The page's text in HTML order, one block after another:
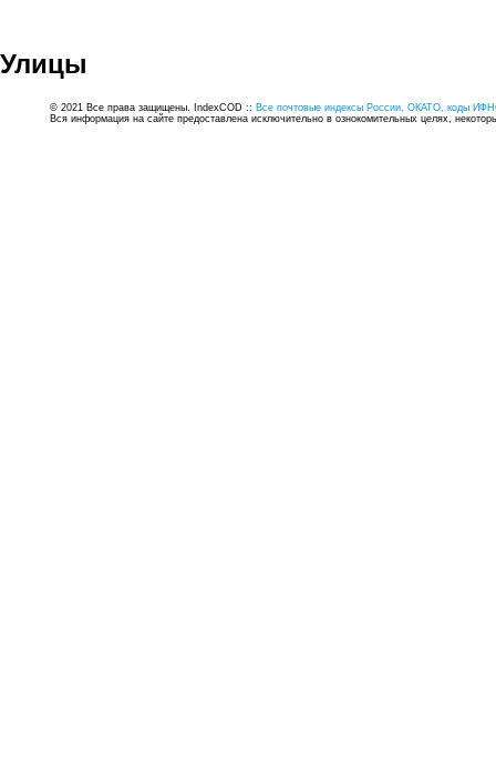
Улицы
© 2021 Все права защищены. IndexCOD :: Все почтовые индексы России, ОКАТО, коды
Вся информация на сайте предоставлена исключительно в ознокомительных целях,